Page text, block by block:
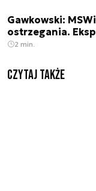
Gawkowski:
ostrzegania.
2 min.
Czytaj także